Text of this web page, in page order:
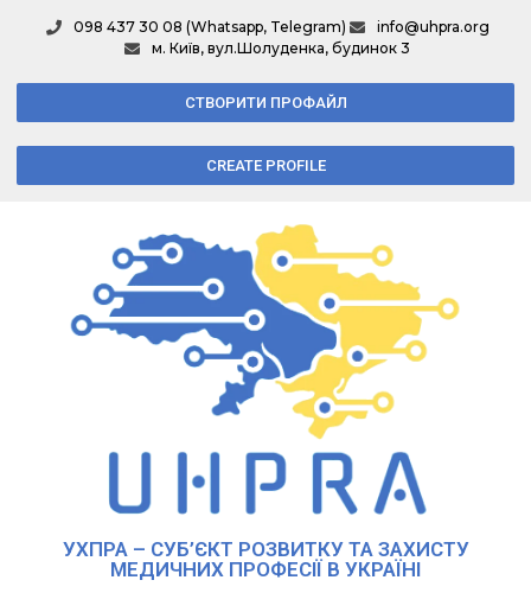
098 437 30 08 (Whatsapp, Telegram)
info@uhpra.org
м. Київ, вул.Шолуденка, будинок 3
СТВОРИТИ ПРОФАЙЛ
CREATE PROFILE
УХПРА – СУБ’ЄКТ РОЗВИТКУ ТА ЗАХИСТУ
МЕДИЧНИХ ПРОФЕСІЇ В УКРАЇНІ